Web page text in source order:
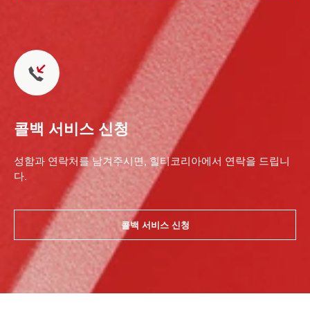
콜백 서비스 신청
성함과 연락처를 남겨주시면, 힐티코리아에서 연락을 드립니
다.
콜백 서비스 신청